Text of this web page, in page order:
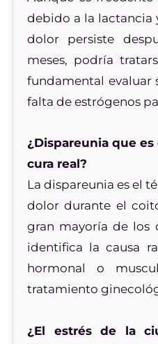
debido a la lactancia
dolor persiste
meses, podría
fundamental evaluar
falta de estrógenos
¿Dispareunia que
cura real?
La dispareunia es el
dolor durante el
gran mayoría de los
identifica la causa
hormonal o
tratamiento
¿El estrés de la